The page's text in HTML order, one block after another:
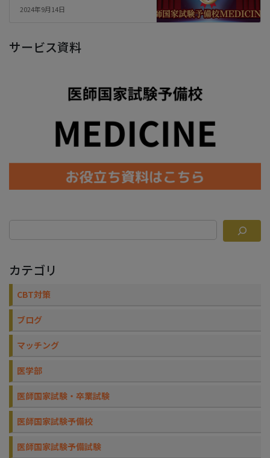
2024年9月14日
サービス資料
カテゴリ
CBT対策
ブログ
マッチング
医学部
医師国家試験・卒業試験
医師国家試験予備校
医師国家試験予備試験